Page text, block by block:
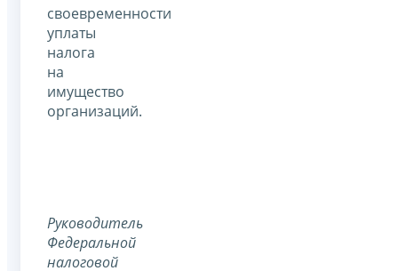
своевременности
уплаты
налога
на
имущество
организаций.
Руководитель
Федеральной
налоговой